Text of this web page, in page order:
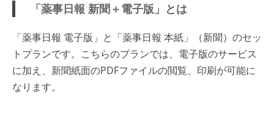
「薬事日報 新聞＋電子版」とは
「薬事日報 電子版」と「薬事日報 本紙」（新聞）のセッ
トプランです。こちらのプランでは、電子版のサービス
に加え、新聞紙面のPDFファイルの閲覧、印刷が可能に
なります。